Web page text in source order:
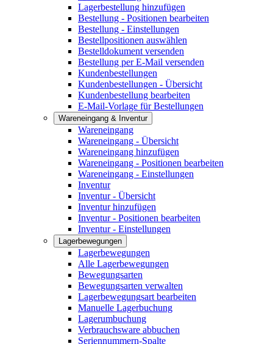
Lagerbestellung hinzufügen
Bestellung - Positionen bearbeiten
Bestellung - Einstellungen
Bestellpositionen auswählen
Bestelldokument versenden
Bestellung per E-Mail versenden
Kundenbestellungen
Kundenbestellungen - Übersicht
Kundenbestellung bearbeiten
E-Mail-Vorlage für Bestellungen
Wareneingang & Inventur
Wareneingang
Wareneingang - Übersicht
Wareneingang hinzufügen
Wareneingang - Positionen bearbeiten
Wareneingang - Einstellungen
Inventur
Inventur - Übersicht
Inventur hinzufügen
Inventur - Positionen bearbeiten
Inventur - Einstellungen
Lagerbewegungen
Lagerbewegungen
Alle Lagerbewegungen
Bewegungsarten
Bewegungsarten verwalten
Lagerbewegungsart bearbeiten
Manuelle Lagerbuchung
Lagerumbuchung
Verbrauchsware abbuchen
Seriennummern-Spalte